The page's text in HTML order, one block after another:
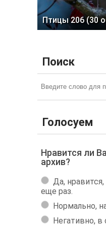
Птицы 206 (30
Поиск
Голосуем
Нравится ли
архив?
Да, нравится,
еще раз.
Нормально,
Негативно, в